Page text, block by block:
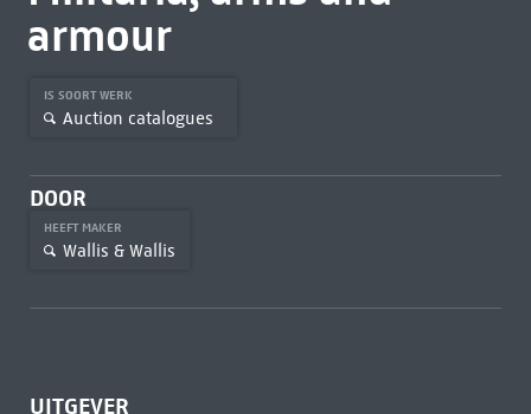
armour
IS SOORT WERK
Auction catalogues
DOOR
HEEFT MAKER
Wallis & Wallis
UITGEVER